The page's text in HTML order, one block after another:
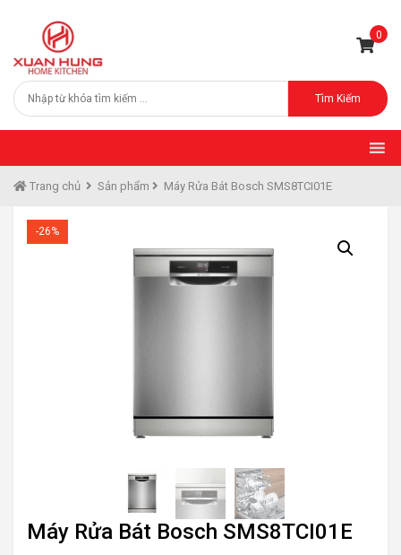
0
Tìm Kiếm
Trang chủ Sản phẩm Máy Rửa Bát Bosch SMS8TCI01E
-26%
Máy Rửa Bát Bosch SMS8TCI01E